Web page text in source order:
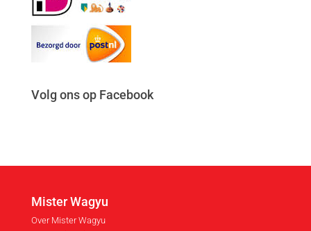
Volg ons op Facebook
Mister Wagyu
Over Mister Wagyu